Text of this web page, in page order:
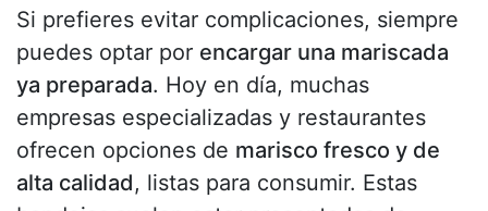
Si prefieres evitar complicaciones, siempre
puedes optar por encargar una mariscada
ya preparada. Hoy en día, muchas
empresas especializadas y restaurantes
ofrecen opciones de marisco fresco y de
alta calidad, listas para consumir. Estas